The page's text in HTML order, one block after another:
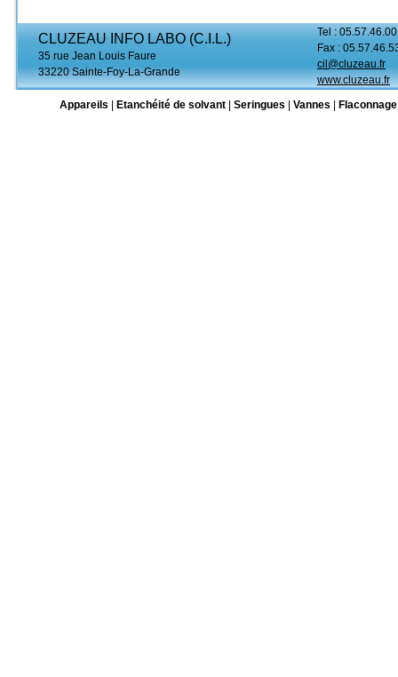
CLUZEAU INFO LABO (C.I.L.)
35 rue Jean Louis Faure
33220 Sainte-Foy-La-Grande
Tel :
Fax :
cil@cluzeau.fr
www.cluzeau.fr
Appareils
Etanchéité de solvant Seringues Vannes Flaconnage